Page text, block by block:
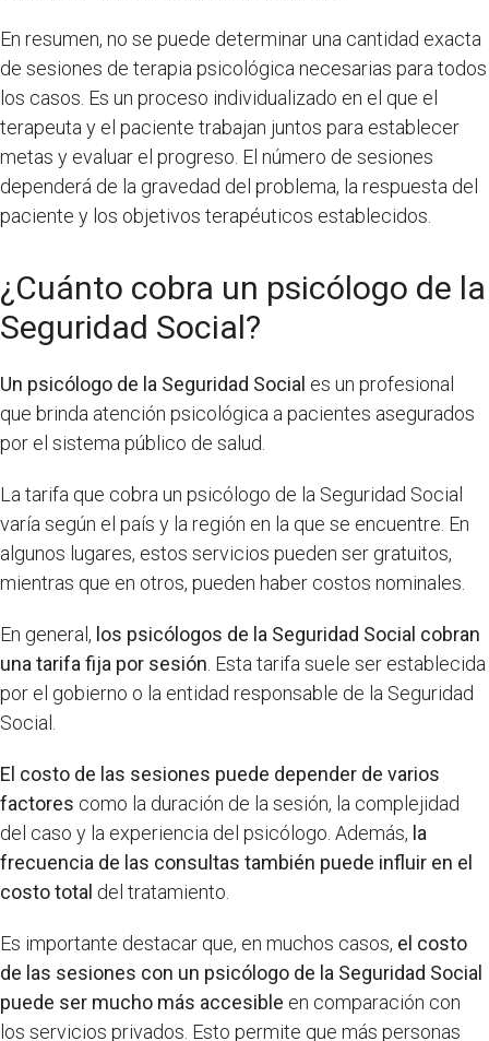
En resumen, no se puede determinar una cantidad exacta
de sesiones de terapia psicológica necesarias para todos
los casos. Es un proceso individualizado en el que el
terapeuta y el paciente trabajan juntos para establecer
metas y evaluar el progreso. El número de sesiones
dependerá de la gravedad del problema, la respuesta del
paciente y los objetivos terapéuticos establecidos.
¿Cuánto cobra un psicólogo de la
Seguridad Social?
Un psicólogo de la Seguridad Social es un profesional
que brinda atención psicológica a pacientes asegurados
por el sistema público de salud.
La tarifa que cobra un psicólogo de la Seguridad Social
varía según el país y la región en la que se encuentre. En
algunos lugares, estos servicios pueden ser gratuitos,
mientras que en otros, pueden haber costos nominales.
En general, los psicólogos de la Seguridad Social cobran
una tarifa fija por sesión . Esta tarifa suele ser establecida
por el gobierno o la entidad responsable de la Seguridad
Social.
El costo de las sesiones puede depender de varios
factores como la duración de la sesión, la complejidad
del caso y la experiencia del psicólogo. Además, la
frecuencia de las consultas también puede influir en el
costo total del tratamiento.
Es importante destacar que, en muchos casos, el costo
de las sesiones con un psicólogo de la Seguridad Social
puede ser mucho más accesible en comparación con
los servicios privados. Esto permite que más personas